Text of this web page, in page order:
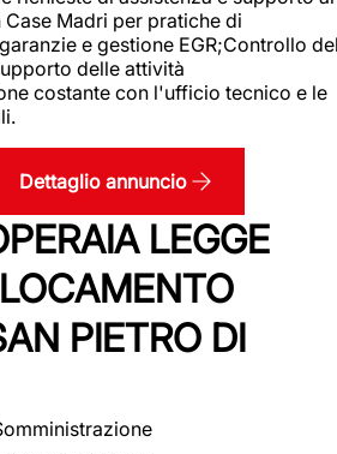
Madri per pratiche di
e gestione EGR;Controllo
delle attività
costante con l'ufficio tecnico e le
Dettaglio annuncio
LEGGE
PIETRO DI